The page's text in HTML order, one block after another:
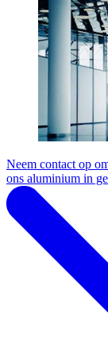
Neem contact op
ons aluminium in